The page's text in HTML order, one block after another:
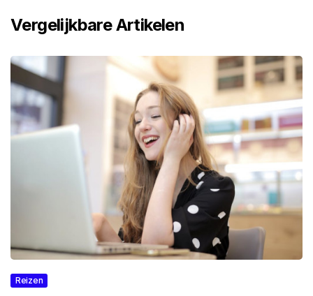
Vergelijkbare Artikelen
Reizen